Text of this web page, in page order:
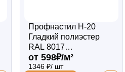
Профнастил Н-20
Гладкий полиэстер
RAL 8017
(Шоколадно-
коричневый)
от 598₽/м²
1346 ₽/ шт